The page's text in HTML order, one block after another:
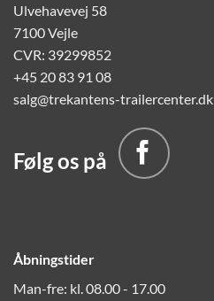
Ulvehavevej 58
7100 Vejle
CVR: 39299852
+45 20 83 91 08
salg@trekantens-trailercenter.dk
Følg os på
Åbningstider
Man-fre: kl. 08.00 - 17.00